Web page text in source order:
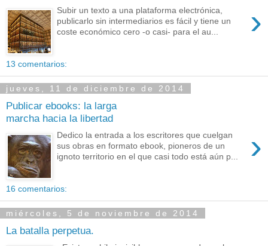
›
Subir un texto a una plataforma electrónica,
publicarlo sin intermediarios es fácil y tiene un
coste económico cero -o casi- para el au...
13 comentarios:
jueves, 11 de diciembre de 2014
Publicar ebooks: la larga
marcha hacia la libertad
›
Dedico la entrada a los escritores que cuelgan
sus obras en formato ebook, pioneros de un
ignoto territorio en el que casi todo está aún p...
16 comentarios:
miércoles, 5 de noviembre de 2014
La batalla perpetua.